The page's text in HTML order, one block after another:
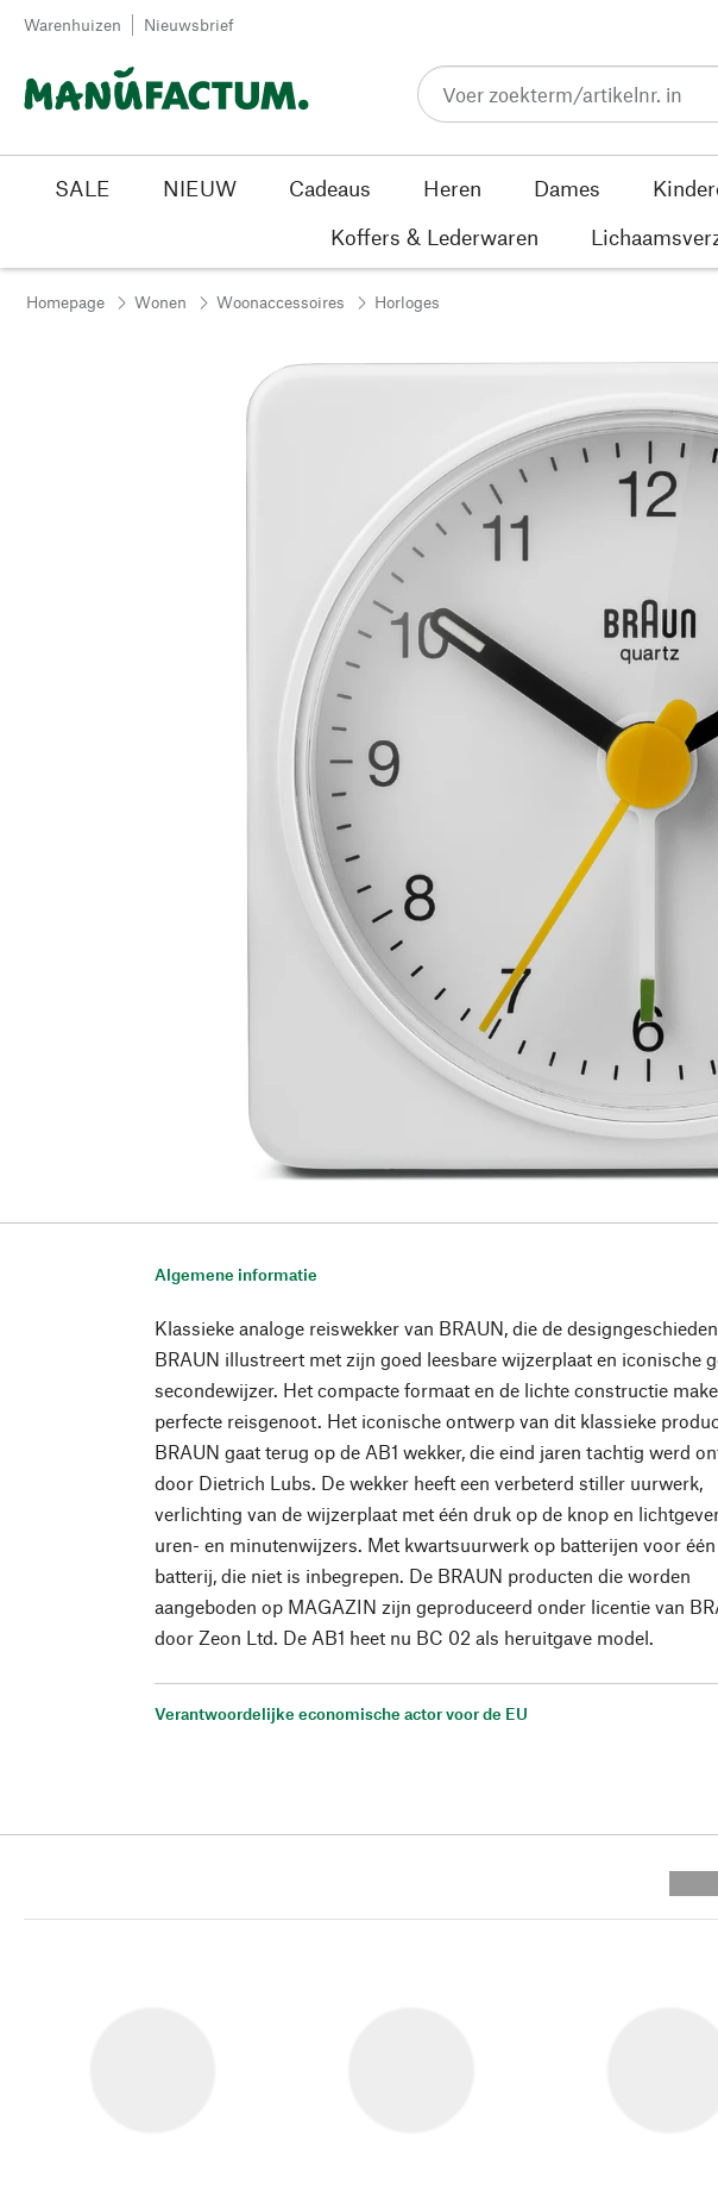
Passer au contenu
Warenhuizen Nieuwsbrief
SALE NIEUW Cadeaus Heren Dames
Koffers & Lederwaren
Homepage Wonen Woonaccessoires Horloges
Algemene informatie
Klassieke analoge reiswekker van BRAUN, die de
BRAUN illustreert met zijn goed leesbare wijzerplaat en iconische
secondewijzer. Het compacte formaat en de lichte constructie
perfecte reisgenoot. Het iconische ontwerp van dit klassieke
BRAUN gaat terug op de AB1 wekker, die eind jaren tachtig werd
door Dietrich Lubs. De wekker heeft een verbeterd stiller uurwerk,
verlichting van de wijzerplaat met één druk op de knop en
uren- en minutenwijzers. Met kwartsuurwerk op batterijen voor
batterij, die niet is inbegrepen. De BRAUN producten die worden
aangeboden op MAGAZIN zijn geproduceerd onder licentie van
door Zeon Ltd. De AB1 heet nu BC 02 als heruitgave model.
Verantwoordelijke economische actor voor de EU